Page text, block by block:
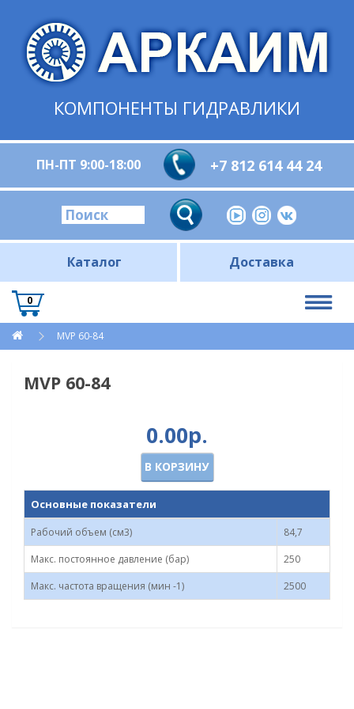
КОМПОНЕНТЫ ГИДРАВЛИКИ
ПН-ПТ 9:00-18:00 +7 812 614 44 24
Каталог Доставка
0
MVP 60-84
MVP 60-84
0.00р.
В КОРЗИНУ
Основные показатели
Рабочий объем (см3)
84,7
Макс. постоянное давление (бар)
250
Макс. частота вращения (мин -1)
2500